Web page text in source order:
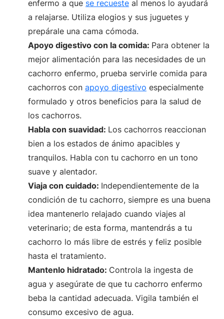
enfermo a que se recueste al menos lo ayudará
a relajarse. Utiliza elogios y sus juguetes y
prepárale una cama cómoda.
Apoyo digestivo con la comida: Para obtener la
mejor alimentación para las necesidades de un
cachorro enfermo, prueba servirle comida para
cachorros con apoyo digestivo especialmente
formulado y otros beneficios para la salud de
los cachorros.
Habla con suavidad: Los cachorros reaccionan
bien a los estados de ánimo apacibles y
tranquilos. Habla con tu cachorro en un tono
suave y alentador.
Viaja con cuidado: Independientemente de la
condición de tu cachorro, siempre es una buena
idea mantenerlo relajado cuando viajes al
veterinario; de esta forma, mantendrás a tu
cachorro lo más libre de estrés y feliz posible
hasta el tratamiento.
Mantenlo hidratado: Controla la ingesta de
agua y asegúrate de que tu cachorro enfermo
beba la cantidad adecuada. Vigila también el
consumo excesivo de agua.